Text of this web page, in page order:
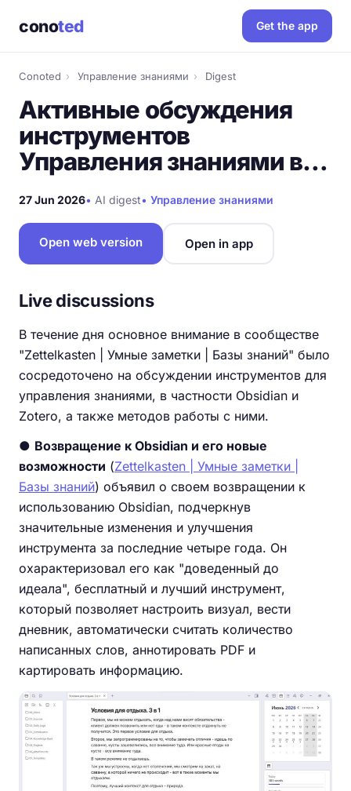
conoted Get the app
Conoted › Управление знаниями › Digest
Активные обсуждения
инструментов
Управления знаниями в…
27 Jun 2026• AI digest• Управление знаниями
Open web version Open in app
Live discussions
В течение дня основное внимание в сообществе
"Zettelkasten | Умные заметки | Базы знаний" было
сосредоточено на обсуждении инструментов для
управления знаниями, в частности Obsidian и
Zotero, а также методов работы с ними.
● Возвращение к Obsidian и его новые
возможности (Zettelkasten | Умные заметки |
Базы знаний) объявил о своем возвращении к
использованию Obsidian, подчеркнув
значительные изменения и улучшения
инструмента за последние четыре года. Он
охарактеризовал его как "доведенный до
идеала", бесплатный и лучший инструмент,
который позволяет настроить визуал, вести
дневник, автоматически считать количество
написанных слов, аннотировать PDF и
картировать информацию.